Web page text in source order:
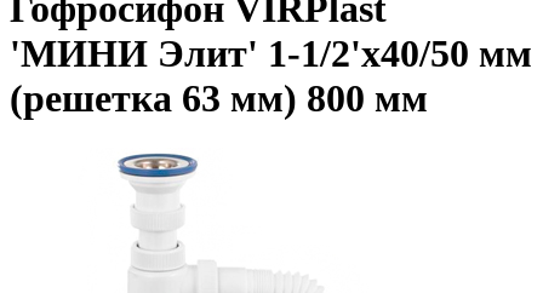
Гофросифон VIRPlast
'МИНИ Элит' 1-1/2'х40/50 мм
(решетка 63 мм) 800 мм